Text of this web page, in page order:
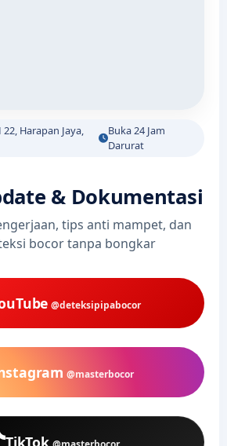
22, Harapan Jaya,
Buka 24 Jam
Darurat
& Dokumentasi
tips anti mampet, dan
bocor tanpa bongkar
@deteksipipabocor
@masterbocor